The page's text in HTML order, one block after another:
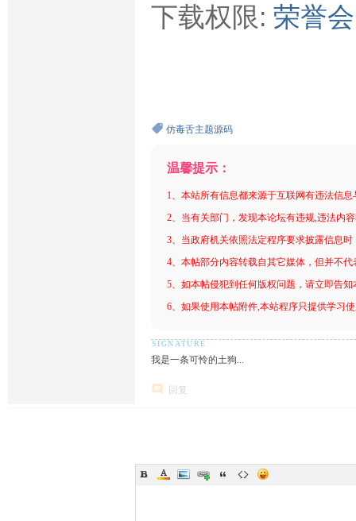
下载权限: 荣誉
仿毒舌主题源码
温馨提示：
1、本站所有信息都来源于互联网有违法信
2、当有关部门，发现本论坛有违规,违法内
3、当政府机关依照法定程序要求披露信息
4、本帖部分内容转载自其它媒体，但并不
5、如本帖侵犯到任何版权问题，请立即告
6、如果使用本帖附件,本站程序只提供学习
我是一条可怜的土狗...
回复